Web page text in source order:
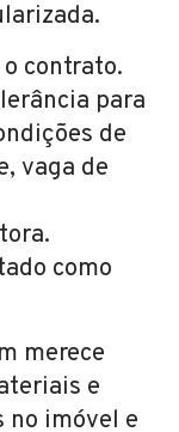
contrato.
para
de
vaga de
como
merece
e
no imóvel e